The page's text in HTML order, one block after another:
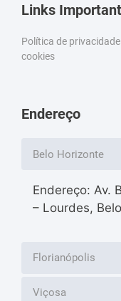
Links
Política de
cookies
Endereço
Belo Horizonte
Endereço: Av.
– Lourdes,
Florianópolis
Viçosa